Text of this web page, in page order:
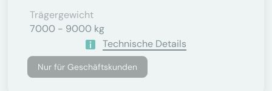
Trägergewicht
7000 - 9000 kg
Technische Details
Nur für Geschäftskunden